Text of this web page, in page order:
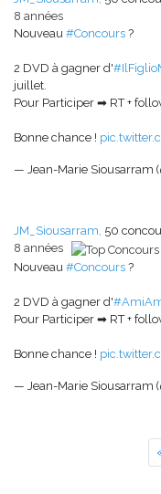
8 années
Nouveau #Concours ?
2 DVD à gagner d'
juillet.
Pour Participer ➡ RT +
Bonne chance !
— Jean-Marie Siousarram
JM_Siousarram, 50
8 années
Nouveau #Concours ?
2 DVD à gagner d'
Pour Participer ➡ RT +
Bonne chance !
— Jean-Marie Siousarram